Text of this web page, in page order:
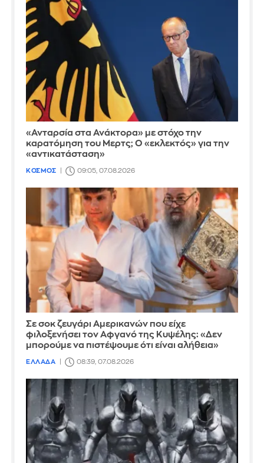
«Ανταρσία στα Ανάκτορα» με στόχο την
καρατόμηση του Μερτς; Ο «εκλεκτός» για την
«αντικατάσταση»
ΚΟΣΜΟΣ 09:05, 07.08.2026
Σε σοκ ζευγάρι Αμερικανών που είχε
φιλοξενήσει τον Αφγανό της Κυψέλης: «Δεν
μπορούμε να πιστέψουμε ότι είναι αλήθεια»
ΕΛΛΑΔΑ 08:39, 07.08.2026